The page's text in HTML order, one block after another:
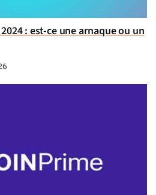
: est-ce une arnaque ou un